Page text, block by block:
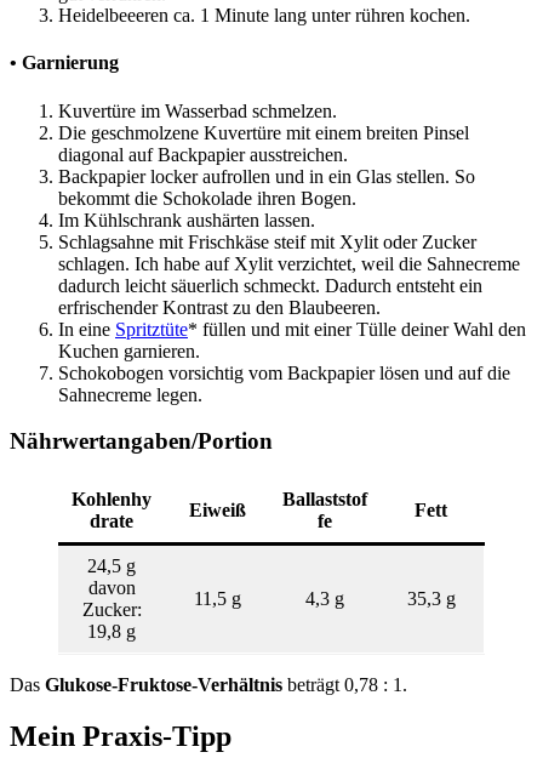
Heidelbeeeren ca. 1 Minute lang unter rühren kochen.
• Garnierung
Kuvertüre im Wasserbad schmelzen.
Die geschmolzene Kuvertüre mit einem breiten Pinsel
diagonal auf Backpapier ausstreichen.
Backpapier locker aufrollen und in ein Glas stellen. So
bekommt die Schokolade ihren Bogen.
Im Kühlschrank aushärten lassen.
Schlagsahne mit Frischkäse steif mit Xylit oder Zucker
schlagen. Ich habe auf Xylit verzichtet, weil die Sahnecreme
dadurch leicht säuerlich schmeckt. Dadurch entsteht ein
erfrischender Kontrast zu den Blaubeeren.
In eine Spritztüte* füllen und mit einer Tülle deiner Wahl den
Kuchen garnieren.
Schokobogen vorsichtig vom Backpapier lösen und auf die
Sahnecreme legen.
Nährwertangaben/Portion
Kohlenhy
drate
Eiweiß
Ballaststof
fe
Fett
24,5 g
davon
Zucker:
19,8 g
11,5 g 4,3 g 35,3 g
Das Glukose-Fruktose-Verhältnis beträgt 0,78 : 1.
Mein Praxis-Tipp